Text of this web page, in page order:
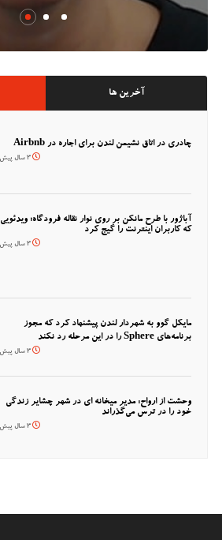
آخرین ها
چادری در اتاق نشیمن لندن برای اجاره در Airbnb
3 سال پیش
آباژور با طرح مانکن بر روی نوار نقاله فرودگاه؛ ویدئویی
که کاربران اینترنت را گیج کرد
3 سال پیش
مایکل گوو به شهردار لندن پیشنهاد کرد که مجوز
برنامه‌های Sphere را در این مرحله رد نکند
3 سال پیش
وحشت از ارواح: مدیر میخانه ای در شهر چشایر زندگی
خود را در ترس می‌گذراند
3 سال پیش